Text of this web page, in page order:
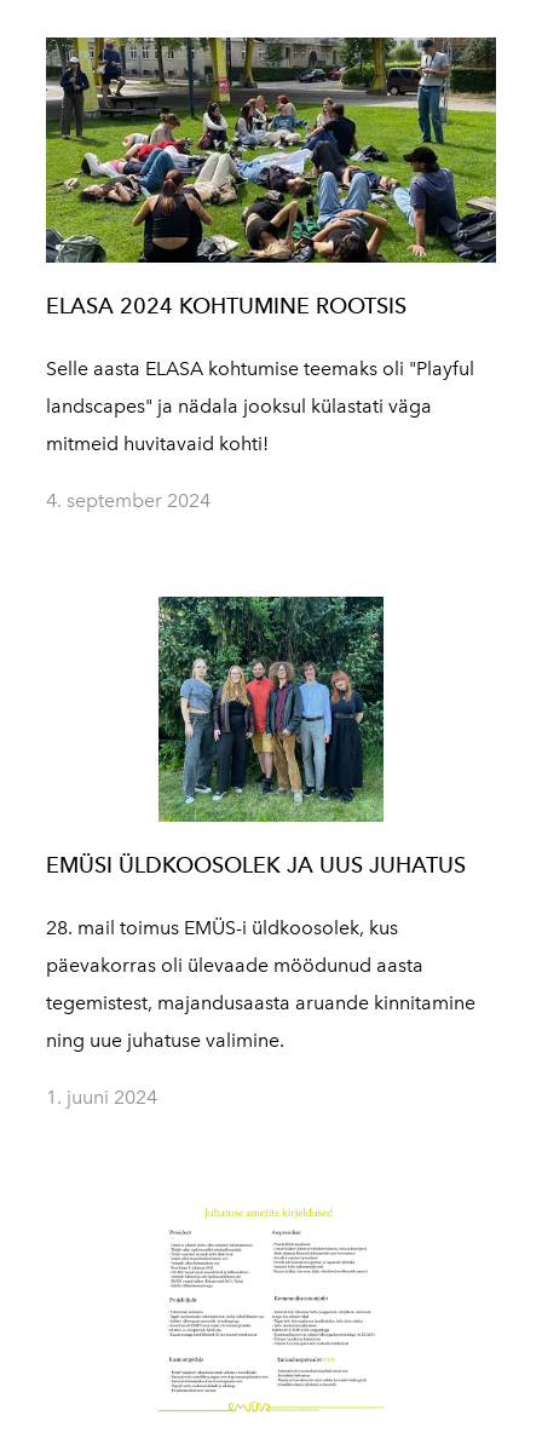
ELASA 2024 KOHTUMINE ROOTSIS
Selle aasta ELASA kohtumise teemaks oli "Playful
landscapes" ja nädala jooksul külastati väga
mitmeid huvitavaid kohti!
4. september 2024
EMÜSI ÜLDKOOSOLEK JA UUS JUHATUS
28. mail toimus EMÜS-i üldkoosolek, kus
päevakorras oli ülevaade möödunud aasta
tegemistest, majandusaasta aruande kinnitamine
ning uue juhatuse valimine.
1. juuni 2024